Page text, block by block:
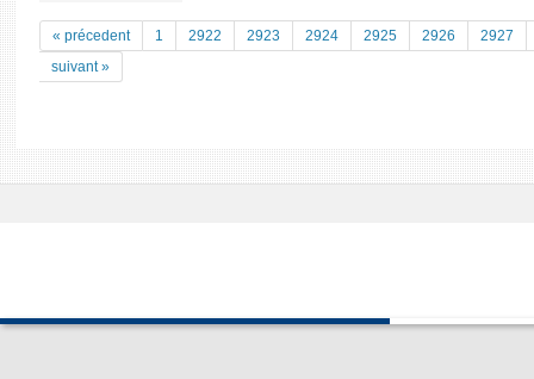
« précedent 1 2922 2923 2924 2925 2926
2927
suivant »